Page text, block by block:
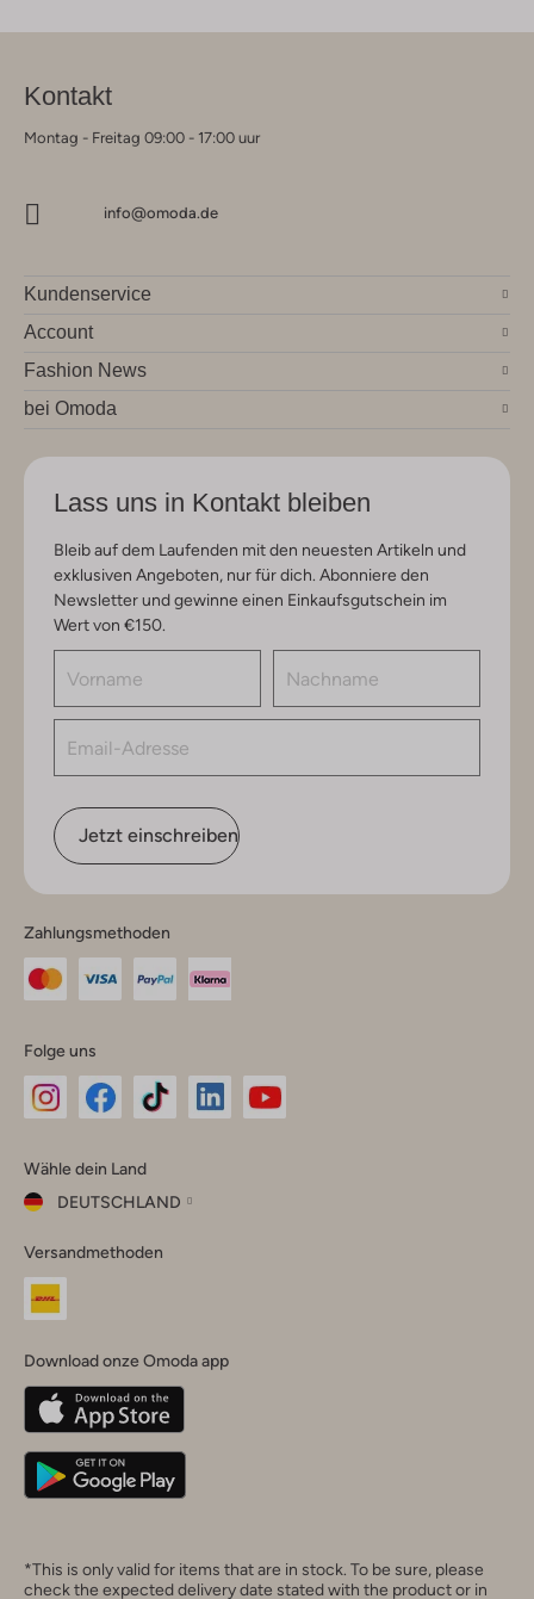
Kontakt
Montag - Freitag 09:00 - 17:00 uur
info@omoda.de
Kundenservice
Account
Fashion News
bei Omoda
Lass uns in Kontakt bleiben
Bleib auf dem Laufenden mit den neuesten Artikeln und
exklusiven Angeboten, nur für dich. Abonniere den
Newsletter und gewinne einen Einkaufsgutschein im
Wert von €150.
Jetzt einschreiben
Zahlungsmethoden
Folge uns
Instagram
Facebook
TikTok
Wähle dein Land
DEUTSCHLAND
dein
Land
Belgique(Français)
Deutschland
Versandmethoden
Download onze Omoda app
*This is only valid for items that are in stock. To be sure, please
check the expected delivery date stated with the product or in